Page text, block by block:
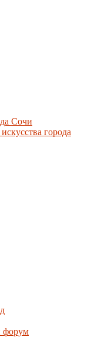
Сочи
города
форум